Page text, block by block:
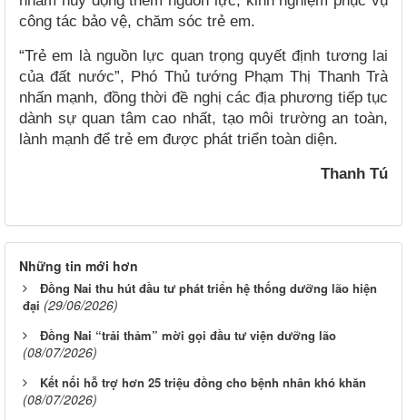
công tác bảo vệ, chăm sóc trẻ em.
“Trẻ em là nguồn lực quan trọng quyết định tương lai
của đất nước”, Phó Thủ tướng Phạm Thị Thanh Trà
nhấn mạnh, đồng thời đề nghị các địa phương tiếp tục
dành sự quan tâm cao nhất, tạo môi trường an toàn,
lành mạnh để trẻ em được phát triển toàn diện.
Thanh Tú
Những tin mới hơn
Đồng Nai thu hút đầu tư phát triển hệ thống dưỡng lão hiện
đại (29/06/2026)
Đồng Nai “trải thảm” mời gọi đầu tư viện dưỡng lão
(08/07/2026)
Kết nối hỗ trợ hơn 25 triệu đồng cho bệnh nhân khó khăn
(08/07/2026)